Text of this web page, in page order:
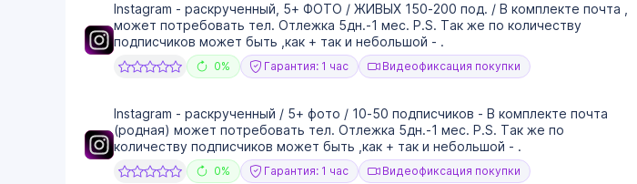
Instagram - раскрученный, 5+ ФОТО / ЖИВЫХ 150-200 под. / В комплекте почта ,
может потребовать тел. Отлежка 5дн.-1 мес. P.S. Так же по количеству
подписчиков может быть ,как + так и небольшой - .
0% Гарантия: 1 час Видеофиксация покупки
Instagram - раскрученный / 5+ фото / 10-50 подписчиков - В комплекте почта
(родная) может потребовать тел. Отлежка 5дн.-1 мес. P.S. Так же по
количеству подписчиков может быть ,как + так и небольшой - .
0% Гарантия: 1 час Видеофиксация покупки